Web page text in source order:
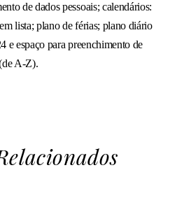
de dados pessoais; calendários:
lista; plano de férias; plano diário
e espaço para preenchimento de
A-Z).